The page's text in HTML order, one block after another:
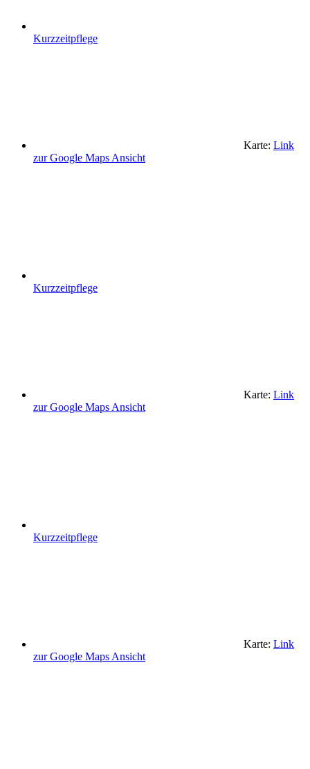
Kurzzeitpflege
Karte: Link
zur Google Maps Ansicht
Kurzzeitpflege
Karte: Link
zur Google Maps Ansicht
Kurzzeitpflege
Karte: Link
zur Google Maps Ansicht